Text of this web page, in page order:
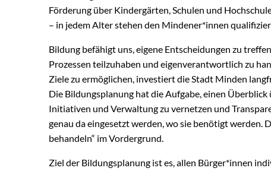
Sport
Förderung über Kindergärten, Schulen und
– in jedem Alter stehen den Mindener*innen
Bildung befähigt uns, eigene Entscheidungen zu
Prozessen teilzuhaben und eigenverantwortlich zu
Ziele zu ermöglichen, investiert die Stadt Minden
Die Bildungsplanung hat die Aufgabe, einen
Initiativen und Verwaltung zu vernetzen und
genau da eingesetzt werden, wo sie benötigt werden.
behandeln“ im Vordergrund.
Ziel der Bildungsplanung ist es, allen Bürger*innen